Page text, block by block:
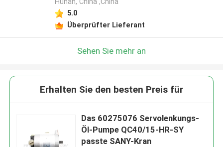
5.0
Überprüfter Lieferant
Sehen Sie mehr an
Erhalten Sie den besten Preis für
Das 60275076 Servolenkungs-
Öl-Pumpe QC40/15-HR-SY
passte SANY-Kran